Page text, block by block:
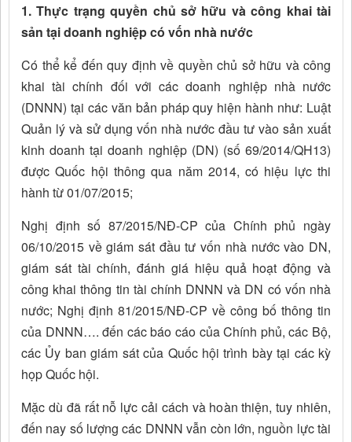
1. Thực trạng quyền chủ sở hữu và công khai tài
sản tại doanh nghiệp có vốn nhà nước
Có thể kể đến quy định về quyền chủ sở hữu và công
khai tài chính đối với các doanh nghiệp nhà nước
(DNNN) tại các văn bản pháp quy hiện hành như: Luật
Quản lý và sử dụng vốn nhà nước đầu tư vào sản xuất
kinh doanh tại doanh nghiệp (DN) (số 69/2014/QH13)
được Quốc hội thông qua năm 2014, có hiệu lực thi
hành từ 01/07/2015;
Nghị định số 87/2015/NĐ-CP của Chính phủ ngày
06/10/2015 về giám sát đầu tư vốn nhà nước vào DN,
giám sát tài chính, đánh giá hiệu quả hoạt động và
công khai thông tin tài chính DNNN và DN có vốn nhà
nước; Nghị định 81/2015/NĐ-CP về công bố thông tin
của DNNN…. đến các báo cáo của Chính phủ, các Bộ,
các Ủy ban giám sát của Quốc hội trình bày tại các kỳ
họp Quốc hội.
Mặc dù đã rất nỗ lực cải cách và hoàn thiện, tuy nhiên,
đến nay số lượng các DNNN vẫn còn lớn, nguồn lực tài